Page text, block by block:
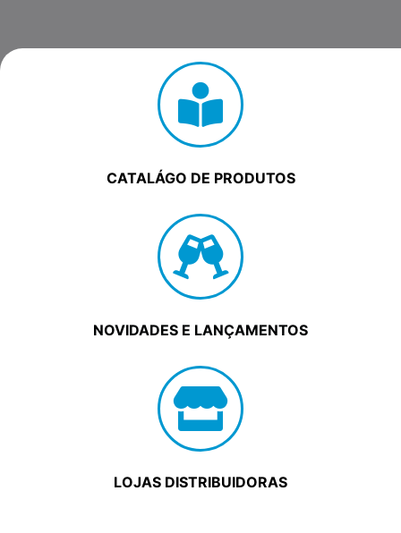
CATALÁGO DE PRODUTOS
NOVIDADES E LANÇAMENTOS
LOJAS DISTRIBUIDORAS